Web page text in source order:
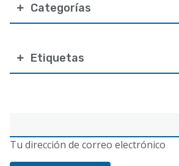
electrónico
Tu dirección de correo electrónico
Categorías
Etiquetas